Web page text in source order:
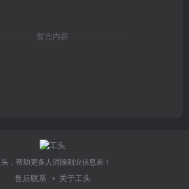
暂无内容
，帮助更多人消除副业信息差！
售后联系 关于工头